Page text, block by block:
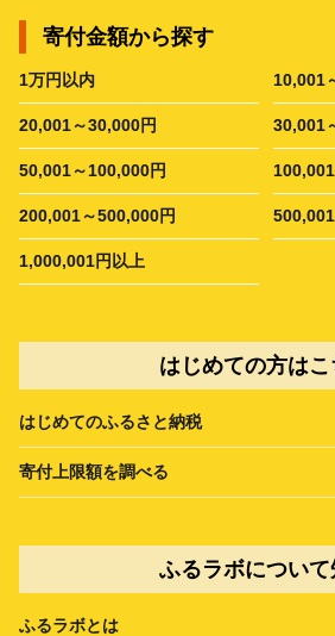
寄付金額から探す
1万円以内 10,001
20,001～30,000円 30,001
50,001～100,000円
200,001～500,000円
1,000,001円以上
はじめての方はこ
はじめてのふるさと納税
寄付上限額を調べる
ふるラボについて
ふるラボとは